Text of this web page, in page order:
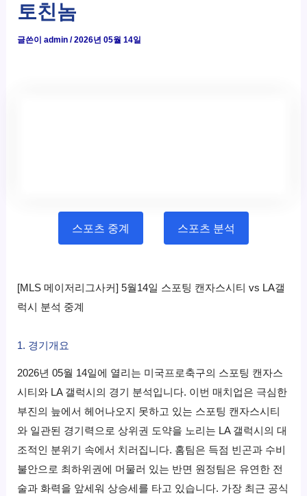
토친놈
글쓴이admin/2026년 05월 14일
스포츠 중계 스포츠 분석
[MLS 메이저리그사커] 5월14일 스포팅 캔자스시티 vs LA갤
럭시 분석 중계
1. 경기개요
2026년 05월 14일에 열리는 미국프로축구의 스포팅 캔자스
시티와 LA 갤럭시의 경기 분석입니다. 이번 매치업은 극심한
부진의 늪에서 헤어나오지 못하고 있는 스포팅 캔자스시티
와 일관된 경기력으로 상위권 도약을 노리는 LA 갤럭시의 대
조적인 분위기 속에서 치러집니다. 홈팀은 득점 빈곤과 수비
불안으로 최하위권에 머물러 있는 반면 원정팀은 유연한 전
술과 화력을 앞세워 상승세를 타고 있습니다. 가장 최근 공식